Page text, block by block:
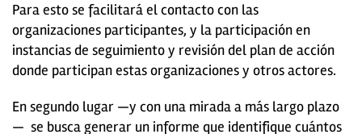
Para esto se facilitará el contacto con las
organizaciones participantes, y la participación en
instancias de seguimiento y revisión del plan de acción
donde participan estas organizaciones y otros actores.
En segundo lugar —y con una mirada a más largo plazo
— se busca generar un informe que identifique cuántos